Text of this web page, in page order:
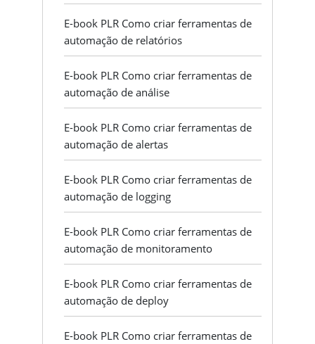
E-book PLR Como criar ferramentas de
automação de relatórios
E-book PLR Como criar ferramentas de
automação de análise
E-book PLR Como criar ferramentas de
automação de alertas
E-book PLR Como criar ferramentas de
automação de logging
E-book PLR Como criar ferramentas de
automação de monitoramento
E-book PLR Como criar ferramentas de
automação de deploy
E-book PLR Como criar ferramentas de